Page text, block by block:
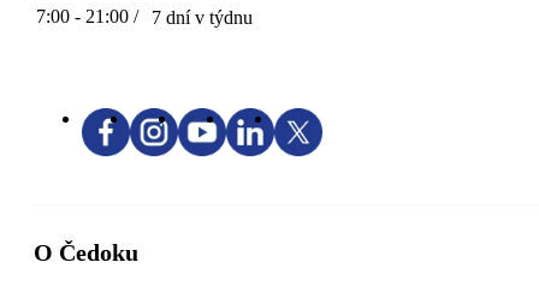
7:00 - 21:00 / 7 dní v týdnu
O Čedoku